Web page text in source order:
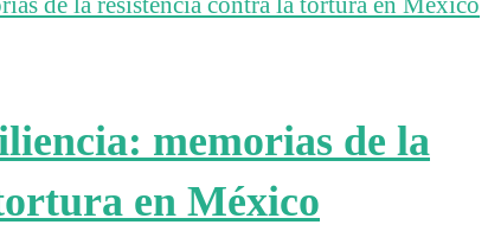
memorias de la
en México